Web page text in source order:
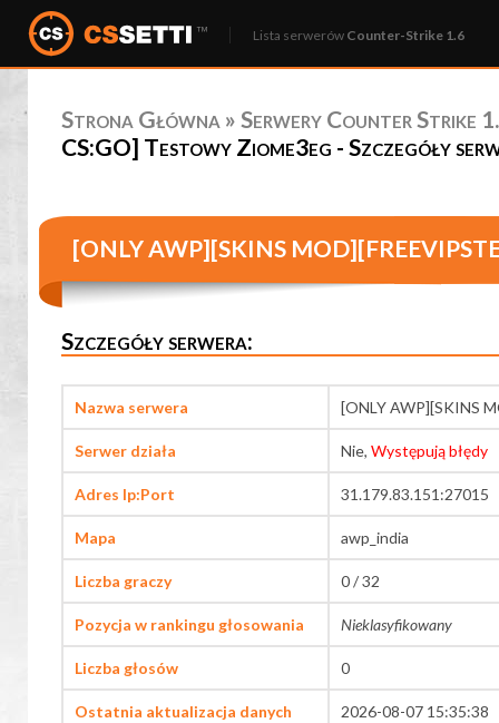
Lista serwerów Counter-Strike 1.6
Strona Główna » Serwery Counter Strike
CS:GO] Testowy Ziome3eg - Szczegóły
[ONLY AWP][SKINS
Szczegóły serwera:
Nazwa serwera [ONLY AWP][SKINS
Serwer działa Nie, Występują błędy
Adres Ip:Port 31.179.83.151:27015
Mapa awp_india
Liczba graczy 0 / 32
Pozycja w rankingu głosowania Nieklasyfikowany
Liczba głosów 0
Ostatnia aktualizacja danych 2026-08-07 15:35:38